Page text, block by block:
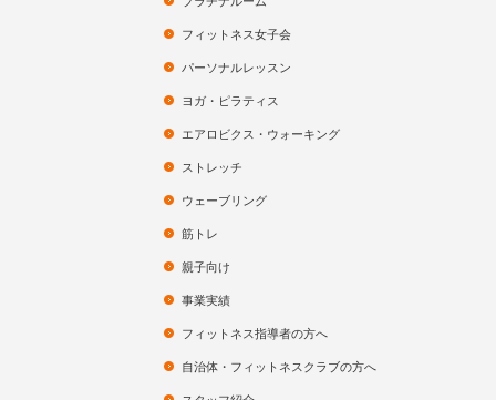
フィットネス女子会
パーソナルレッスン
ヨガ・ピラティス
エアロビクス・ウォーキング
ストレッチ
ウェーブリング
筋トレ
親子向け
事業実績
フィットネス指導者の方へ
自治体・フィットネスクラブの方へ